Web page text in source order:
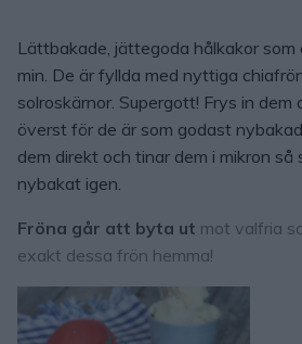
Lättbakade, jättegoda hålkakor som
min. De är fyllda med nyttiga
solroskärnor. Supergott! Frys in dem
överst för de är som godast
dem direkt och tinar dem i mikron så
nybakat igen.
Fröna går att byta ut mot valfria
exakt dessa frön hemma!